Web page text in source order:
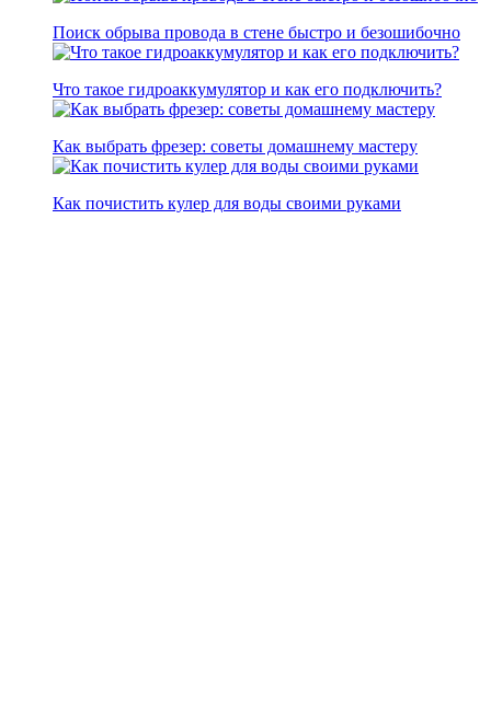
Поиск обрыва провода в стене быстро и безошибочно
Что такое гидроаккумулятор и как его подключить?
Как выбрать фрезер: советы домашнему мастеру
Как почистить кулер для воды своими руками